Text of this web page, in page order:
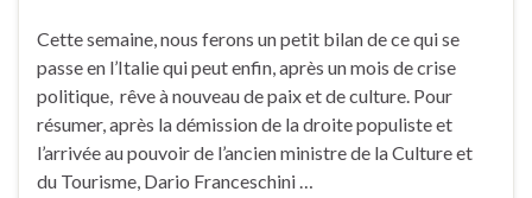
Cette semaine, nous ferons un petit bilan de ce qui se
passe en l’Italie qui peut enfin, après un mois de crise
politique, rêve à nouveau de paix et de culture. Pour
résumer, après la démission de la droite populiste et
l’arrivée au pouvoir de l’ancien ministre de la Culture et
du Tourisme, Dario Franceschini …